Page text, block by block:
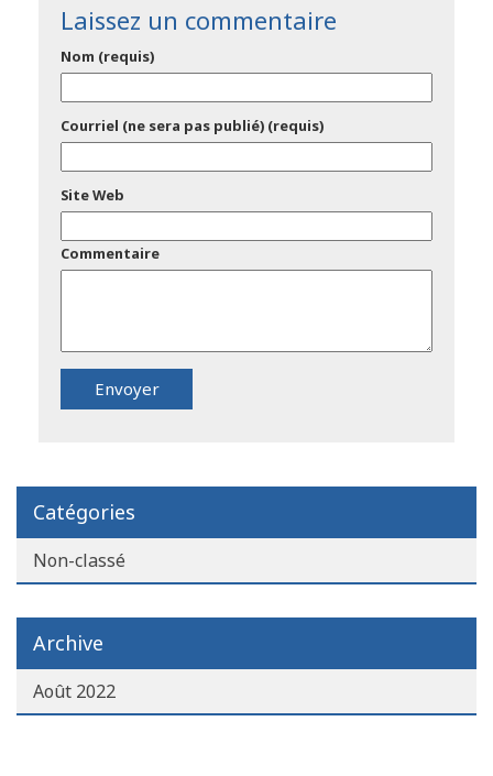
Laissez un commentaire
Nom (requis)
Courriel (ne sera pas publié) (requis)
Site Web
Commentaire
Catégories
Non-classé
Archive
Août 2022